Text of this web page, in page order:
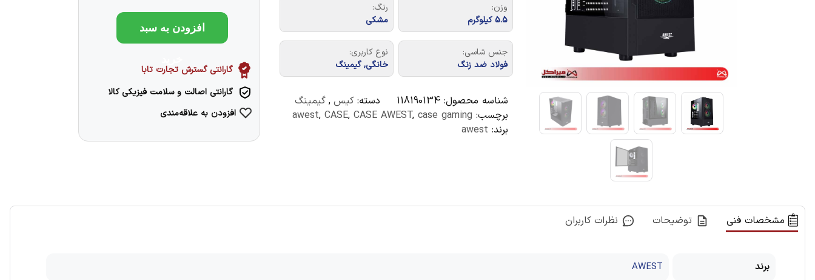
وزن:
5.5 کیلوگرم
رنگ:
مشکی
جنس شاسی:
فولاد ضد زنگ
نوع کاربری:
خانگی, گیمینگ
شناسه محصول:118190134 دسته:کیس ,گیمینگ
برچسب:
awest, CASE, CASE AWEST, case gaming
برند: awest
افزودن به سبد
گارانتی گسترش تجارت تابا
گارانتی اصالت و سلامت فیزیکی کالا
افزودن به علاقه‌مندی
مشخصات فنی توضیحات نظرات کاربران
برند AWEST